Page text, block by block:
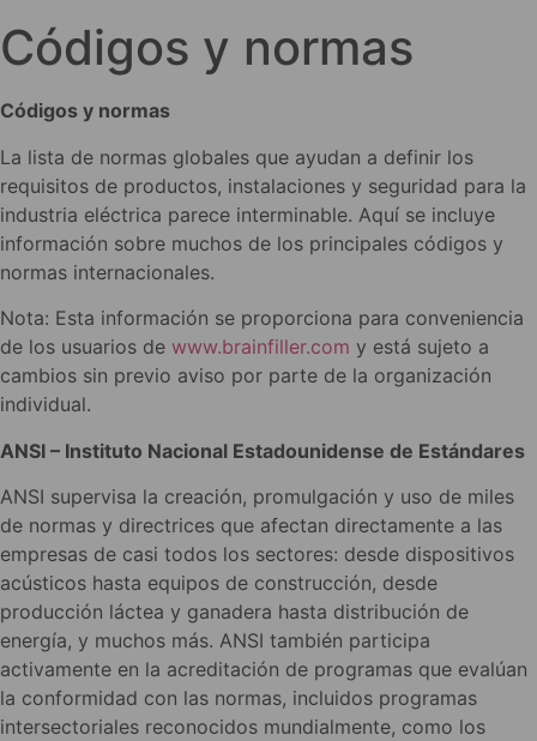
Códigos y normas
Códigos y normas
La lista de normas globales que ayudan a definir los
requisitos de productos, instalaciones y seguridad para la
industria eléctrica parece interminable. Aquí se incluye
información sobre muchos de los principales códigos y
normas internacionales.
Nota: Esta información se proporciona para conveniencia
de los usuarios de www.brainfiller.com y está sujeto a
cambios sin previo aviso por parte de la organización
individual.
ANSI – Instituto Nacional Estadounidense de Estándares
ANSI supervisa la creación, promulgación y uso de miles
de normas y directrices que afectan directamente a las
empresas de casi todos los sectores: desde dispositivos
acústicos hasta equipos de construcción, desde
producción láctea y ganadera hasta distribución de
energía, y muchos más. ANSI también participa
activamente en la acreditación de programas que evalúan
la conformidad con las normas, incluidos programas
intersectoriales reconocidos mundialmente, como los